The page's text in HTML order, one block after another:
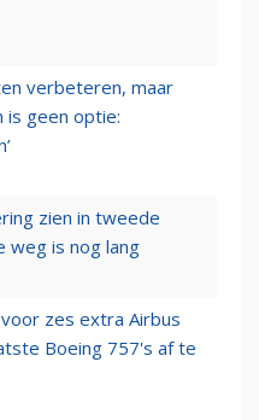
verbeteren, maar
is geen optie:
zien in tweede
weg is nog lang
zes extra Airbus
Boeing 757's af te